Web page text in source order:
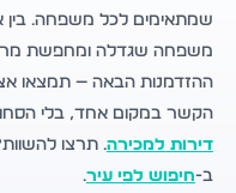
שמתאימים לכל משפחה. בין
משפחה שגדלה ומחפשת
ההזדמנות הבאה — תמצאו
הקשר במקום אחד, בלי
דירות למכירה. תרצו
ב-חיפוש לפי עיר.